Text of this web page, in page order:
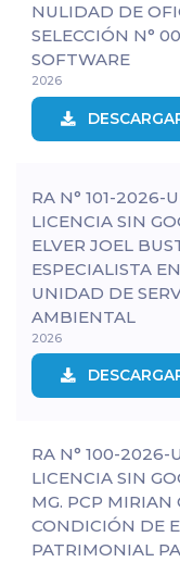
NULIDAD DE
SELECCIÓN N°
SOFTWARE
2026
RA N° 101-2026-
LICENCIA SIN
ELVER JOEL
ESPECIALISTA
UNIDAD DE
AMBIENTAL
2026
RA N° 100-2026-
LICENCIA SIN
MG. PCP MIRIAN
CONDICIÓN DE
PATRIMONIAL